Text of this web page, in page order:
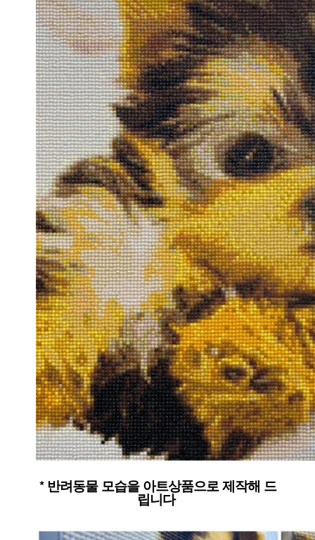
* 반려동물 모습을 아트상품으로 제작해 드
립니다